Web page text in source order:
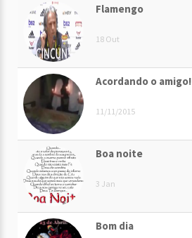
Flamengo
18 Out
Acordando o amigo!
11/11/2015
Boa noite
3 Jan
Bom dia